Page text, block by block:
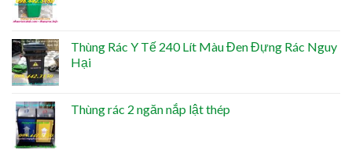
Thùng Rác Y Tế 240 Lít Màu Đen Đựng Rác Nguy
Hại
Thùng rác 2 ngăn nắp lật thép